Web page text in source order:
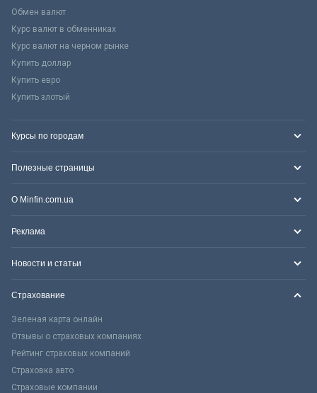
Обмен валют
Курс валют в обменниках
Курс валют на черном рынке
Купить доллар
Купить евро
Купить злотый
Курсы по городам
Полезные страницы
О Minfin.com.ua
Реклама
Новости и статьи
Страхование
Зеленая карта онлайн
Отзывы о страховых компаниях
Рейтинг страховых компаний
Страховка авто
Страховые компании